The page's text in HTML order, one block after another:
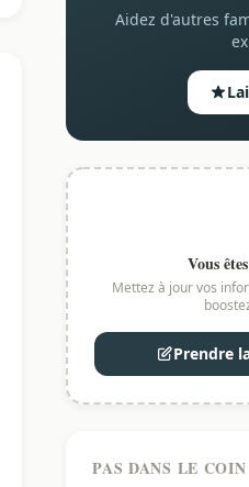
Aidez d'autres
Vous
Mettez à jour vos
Prendre
PAS DANS LE COIN